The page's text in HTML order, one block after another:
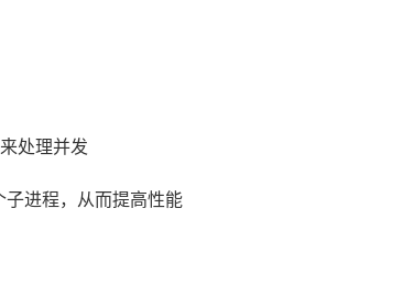
处理并发
进程，从而提高性能